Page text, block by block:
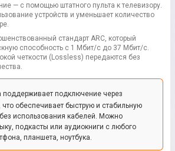
— с помощью штатного пульта к телевизору.
устройств и уменьшает количество
стандарт ARC, который
способность с 1 Мбит/с до 37 Мбит/с.
четкости (Lossless) передаются без
поддерживает подключение через
что обеспечивает быструю и стабильную
использования кабелей. Можно
подкасты или аудиокниги с любого
планшета, ноутбука.